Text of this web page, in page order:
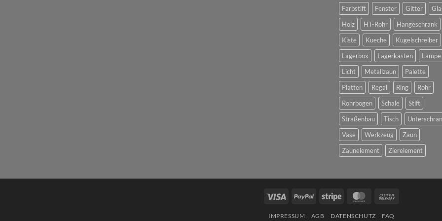
Farbstift Fenster Gitter
Holz
HT-Rohr
Hängeschrank
Kiste
Kueche
Kugelschreiber
Lagerbox
Lagerkasten
Lampe
Licht
Metallzaun
Palette
Platten
Regal Ring
Rohr
Rohrbogen
Schale
Stift
Straßenbau
Tisch
Vase
Werkzeug
Zaun
Zaunelement
Zierelement
Visa PayPal Stripe MasterCard
IMPRESSUM AGB DATENSCHUTZ FAQ